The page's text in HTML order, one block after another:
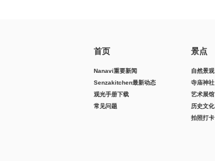
首页
Nanavi重要新闻
Senzakitchen最新动态
观光手册下载
常见问题
景点
自然景观
寺庙神社
艺术展馆
历史文化
拍照打卡